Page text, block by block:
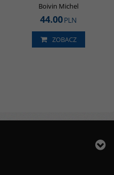
Boivin Michel
44.00PLN
ZOBACZ